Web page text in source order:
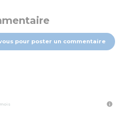
pour poster un commentaire